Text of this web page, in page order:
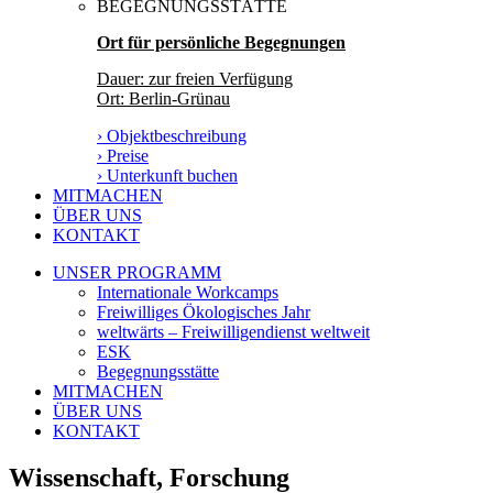
BEGEGNUNGSSTÄTTE
Ort für persönliche Begegnungen
Dauer: zur freien Verfügung
Ort: Berlin-Grünau
› Objektbeschreibung
› Preise
› Unterkunft buchen
MITMACHEN
ÜBER UNS
KONTAKT
UNSER PROGRAMM
Internationale Workcamps
Freiwilliges Ökologisches Jahr
weltwärts – Freiwilligendienst weltweit
ESK
Begegnungsstätte
MITMACHEN
ÜBER UNS
KONTAKT
Wissenschaft, Forschung